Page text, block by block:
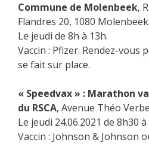
Commune de Molenbeek,
Flandres 20, 1080
Le jeudi de 8h à 13h.
Vaccin : Pfizer. Rendez-vous
se fait sur place.
« Speedvax » : Marathon
du RSCA, Avenue Théo
Le jeudi 24.06.2021 de 8h30 à
Vaccin : Johnson & Johnson